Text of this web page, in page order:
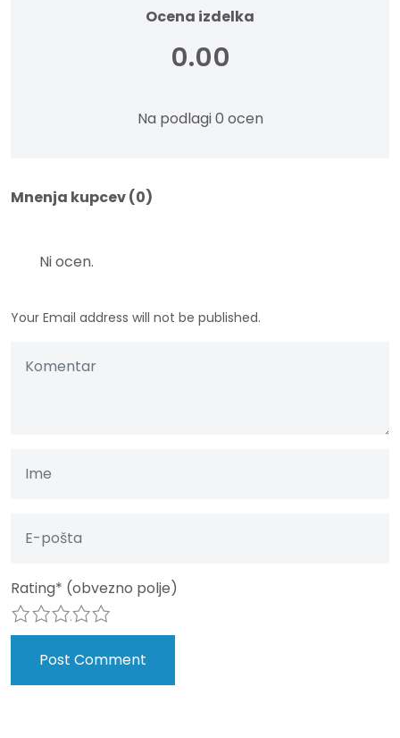
Mnenja kupcev (0)
Ni ocen.
Your Email address will not be published.
Rating* (obvezno polje)
5
4
3
2
Ocena izdelka
0.00
Na podlagi 0 ocen